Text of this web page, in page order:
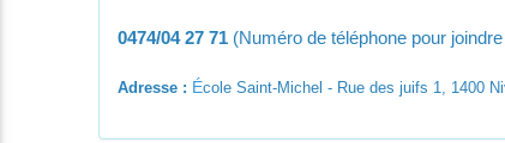
0474/04 27 71 (Numéro de téléphone pour
Adresse : École Saint-Michel - Rue des juifs 1, 1400